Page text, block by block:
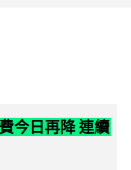
今日再降 連續